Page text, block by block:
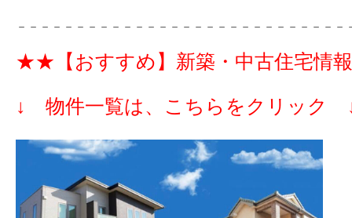
－－－－－－－－－－－－－－－－－－－－－－－－－－－－
★★【おすすめ】新築・中古住宅
↓ 物件一覧は、こちらをクリック